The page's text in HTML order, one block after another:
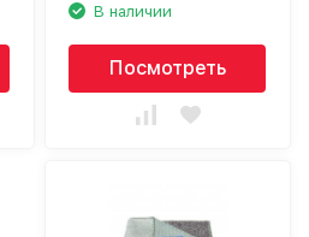
В наличии
Посмотреть